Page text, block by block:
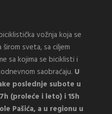
vožnja koja se
sveta, sa ciljem
sa kojima se biciklisti i
saobraćaju. U
poslednje subote u
(proleće i leto) i 15h
Pašića, a u regionu u